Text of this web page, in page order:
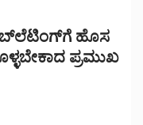
ಹೊಸ
ಪ್ರಮುಖ